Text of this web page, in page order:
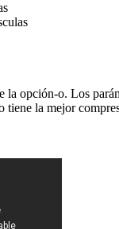
opción-o. Los
tiene la mejor